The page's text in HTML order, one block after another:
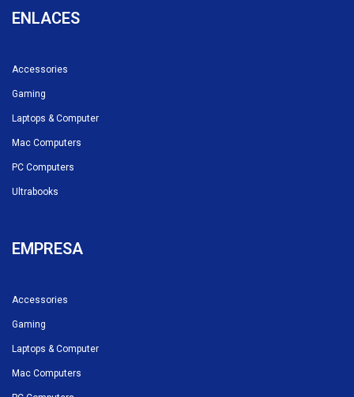
ENLACES
Accessories
Gaming
Laptops & Computer
Mac Computers
PC Computers
Ultrabooks
EMPRESA
Accessories
Gaming
Laptops & Computer
Mac Computers